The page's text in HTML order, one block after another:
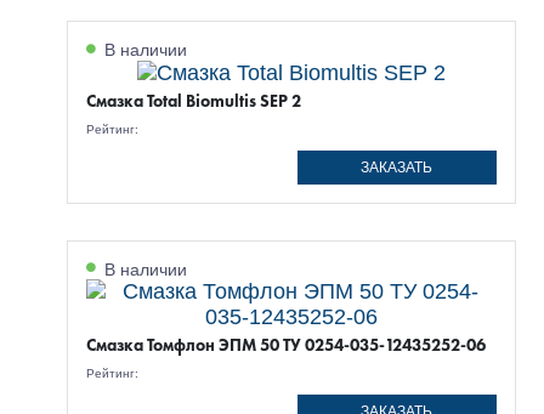
В наличии
Смазка Total Biomultis SEP 2
Рейтинг:
ЗАКАЗАТЬ
В наличии
Смазка Томфлон ЭПМ 50 ТУ 0254-035-12435252-06
Рейтинг: